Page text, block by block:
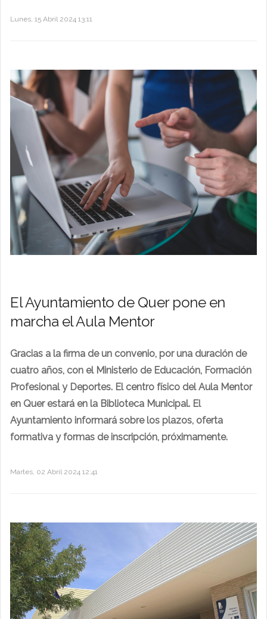
Lunes, 15 Abril 2024 13:11
El Ayuntamiento de Quer pone en
marcha el Aula Mentor
Gracias a la firma de un convenio, por una duración de
cuatro años, con el Ministerio de Educación, Formación
Profesional y Deportes. El centro físico del Aula Mentor
en Quer estará en la Biblioteca Municipal. El
Ayuntamiento informará sobre los plazos, oferta
formativa y formas de inscripción, próximamente.
Martes, 02 Abril 2024 12:41